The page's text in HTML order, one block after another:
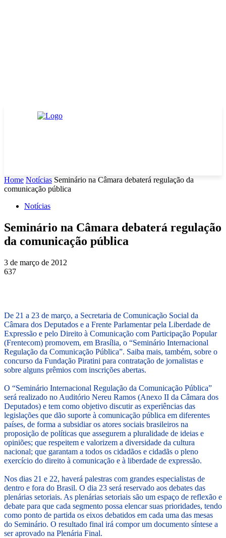
Home Notícias Seminário na Câmara debaterá regulação da
comunicação pública
Notícias
Seminário na Câmara debaterá regulação
da comunicação pública
3 de março de 2012
637
De 21 a 23 de março, a Secretaria de Comunicação Social da
Câmara dos Deputados e a Frente Parlamentar pela Liberdade de
Expressão e pelo Direito à Comunicação com Participação Popular
(Frentecom) promovem, em Brasília, o “Seminário Internacional
Regulação da Comunicação Pública”. Saiba mais, também, sobre o
concurso da Fundação Piratini para contratação de jornalistas e
sobre alguns prêmios com inscrições abertas.
O “Seminário Internacional Regulação da Comunicação Pública”
será realizado no Auditório Nereu Ramos (Anexo II da Câmara dos
Deputados) e tem como objetivo discutir as experiências das
legislações que dão suporte à comunicação pública em diferentes
países, de forma a subsidiar os atores sociais brasileiros na
proposição de políticas que assegurem a pluralidade de ideias e
opiniões; que respeitem e valorizem a diversidade da cultura
nacional; que garantam a todos os cidadãos e cidadãs o pleno
exercício do direito à comunicação e à liberdade de expressão.
Nos dias 21 e 22, haverá palestras com grandes especialistas de
dentro e fora do Brasil. O dia 23 será reservado aos debates das
plenárias setoriais. As plenárias setoriais são um espaço de reflexão e
debate para que cada segmento possa elencar suas prioridades, tendo
como ponto de partida os eixos debatidos em cada uma das mesas
do Seminário. O resultado final irá compor um documento síntese a
ser aprovado na Plenária Final.